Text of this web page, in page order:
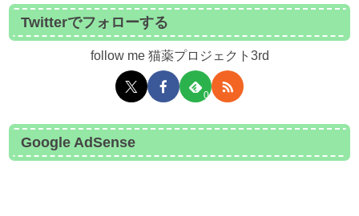
Twitterでフォローする
follow me 猫薬プロジェクト3rd
0
Google AdSense